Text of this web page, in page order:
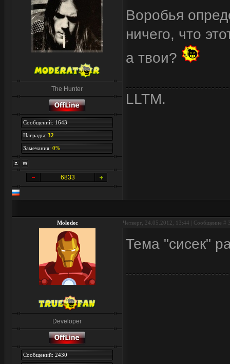
The Hunter
Сообщений: 1643
Награды: 32
Замечания: 0%
6833
Воробья
ничего, что
а твои?
LLTM.
Molodec Четверг, 24.05.2012, 13:44 | Сообщение #
Developer
Сообщений: 2430
Тема "сисек"